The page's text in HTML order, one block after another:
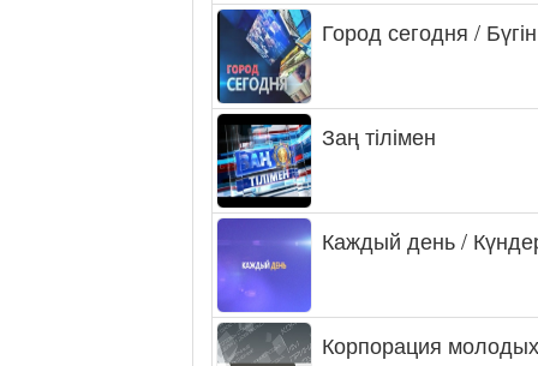
Город сегодня /
Заң тілімен
Каждый день /
Корпорация